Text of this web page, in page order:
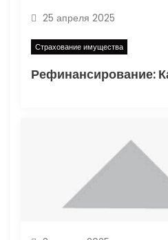
о
м
25 апреля 2025
Страхование имущества